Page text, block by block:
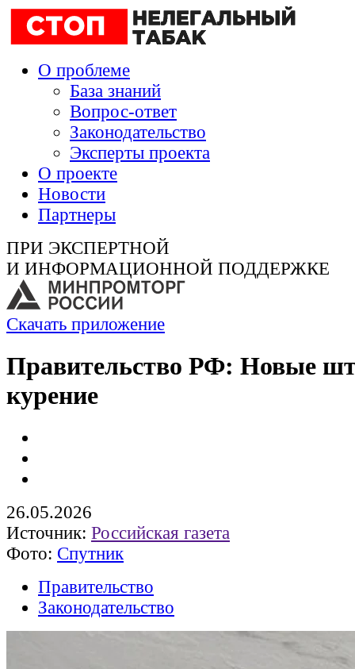
О проблеме
База знаний
Вопрос-ответ
Законодательство
Эксперты проекта
О проекте
Новости
Партнеры
ПРИ ЭКСПЕРТНОЙ
И ИНФОРМАЦИОННОЙ ПОДДЕРЖКЕ
Скачать приложение
Правительство РФ: Новые
курение
26.05.2026
Источник: Российская газета
Фото: Спутник
Правительство
Законодательство